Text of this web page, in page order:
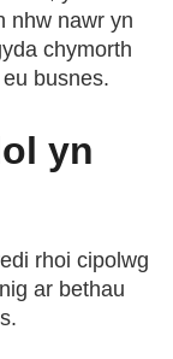
nhw nawr yn
chymorth
busnes.
yn
rhoi cipolwg
ar bethau